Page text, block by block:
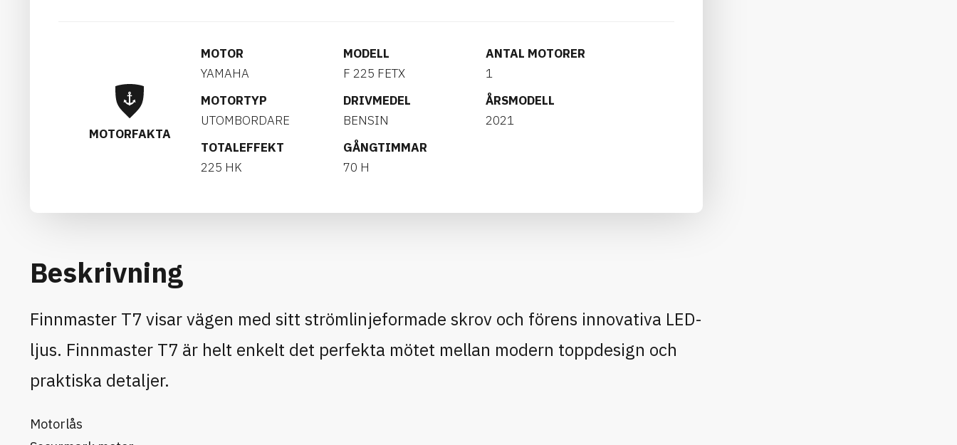
MOTORFAKTA
MOTOR
YAMAHA
MODELL
F 225 FETX
ANTAL MOTORER
1
MOTORTYP
UTOMBORDARE
DRIVMEDEL
BENSIN
ÅRSMODELL
2021
TOTALEFFEKT
225 HK
GÅNGTIMMAR
70 H
Beskrivning
Finnmaster T7 visar vägen med sitt strömlinjeformade skrov och förens innovativa LED-
ljus. Finnmaster T7 är helt enkelt det perfekta mötet mellan modern toppdesign och
praktiska detaljer.
Motorlås